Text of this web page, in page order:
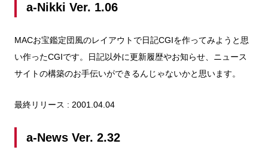
a-Nikki Ver. 1.06
MACお宝鑑定団風のレイアウトで日記CGIを作ってみようと思
い作ったCGIです。日記以外に更新履歴やお知らせ、ニュース
サイトの構築のお手伝いができるんじゃないかと思います。
最終リリース : 2001.04.04
a-News Ver. 2.32